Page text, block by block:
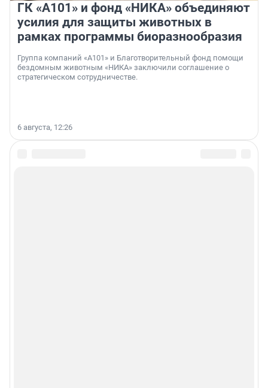
ГК «А101» и фонд «НИКА» объединяют
усилия для защиты животных в
рамках программы биоразнообразия
Группа компаний «А101» и Благотворительный фонд помощи
бездомным животным «НИКА» заключили соглашение о
стратегическом сотрудничестве.
6 августа, 12:26